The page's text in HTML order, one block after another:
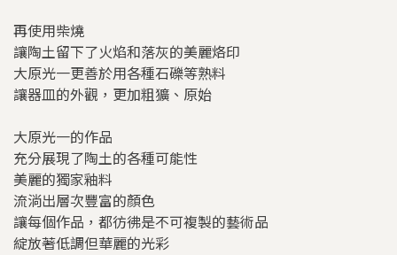
再使用柴燒
讓陶土留下了火焰和落灰的美麗烙印
大原光一更善於用各種石礫等熟料
讓器皿的外觀，更加粗獷、原始
大原光一的作品
充分展現了陶土的各種可能性
美麗的獨家釉料
流淌出層次豐富的顏色
讓每個作品，都彷彿是不可複製的藝術品
綻放著低調但華麗的光彩